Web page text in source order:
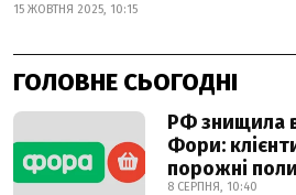
15 ЖОВТНЯ 2025, 10:15
ГОЛОВНЕ СЬОГОДНІ
РФ знищила
Фори:
порожні
8 СЕРПНЯ, 10:40